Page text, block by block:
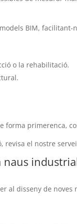
BIM, facilitant-
o la rehabilitació.
forma primerenca,
revisa el nostre
naus
al disseny de